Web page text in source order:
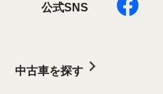
公式SNS
中古車を探す